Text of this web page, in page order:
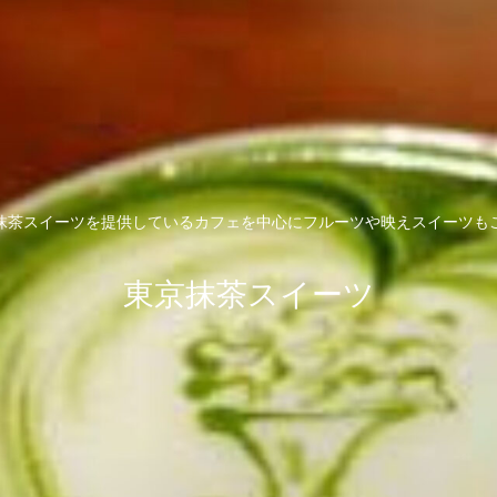
茶スイーツを提供しているカフェを中心にフルーツや映えスイーツも
東京抹茶スイーツ